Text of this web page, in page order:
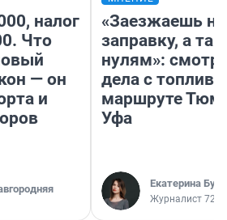
налог
Что
— он
и
«Заезжаешь на
заправку, а
нулям»:
дела с
маршруте
Уфа
Екатерина
Журналист